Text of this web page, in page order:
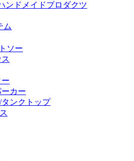
ンドメイドプロダクツ
ム
ソー
カー
ンクトップ